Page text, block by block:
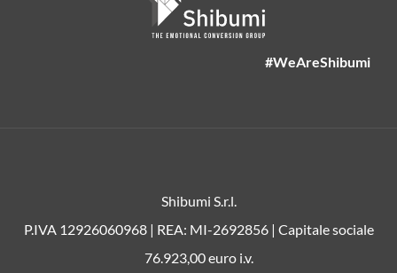
#WeAreShibumi
Shibumi S.r.l.
P.IVA 12926060968 | REA: MI-2692856 | Capitale sociale
76.923,00 euro i.v.